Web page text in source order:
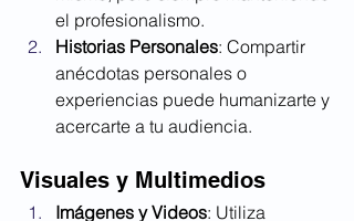
el profesionalismo.
Historias Personales: Compartir
anécdotas personales o
experiencias puede humanizarte y
acercarte a tu audiencia.
Visuales y Multimedios
Imágenes y Videos: Utiliza